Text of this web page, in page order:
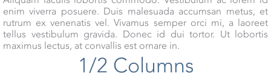
enim viverra posuere. Duis malesuada accumsan metus, et
rutrum ex venenatis vel. Vivamus semper orci mi, a laoreet
tellus vestibulum gravida. Donec id dui tortor. Ut lobortis
maximus lectus, at convallis est ornare in.
1/2 Columns